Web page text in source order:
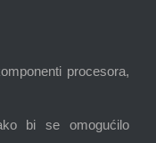
procesora,
bi se omogućilo